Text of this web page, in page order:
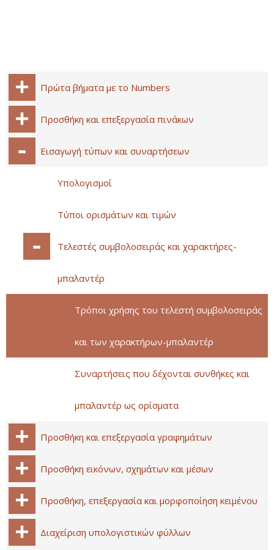
Πρώτα βήματα με το Numbers
Προσθήκη και επεξεργασία πινάκων
Εισαγωγή τύπων και συναρτήσεων
Υπολογισμοί
Τύποι ορισμάτων και τιμών
Τελεστές συμβολοσειράς και χαρακτήρες-
μπαλαντέρ
Τρόποι χρήσης του τελεστή συμβολοσειράς
και των χαρακτήρων-μπαλαντέρ
Συναρτήσεις που δέχονται συνθήκες και
μπαλαντέρ ως ορίσματα
Προσθήκη και επεξεργασία γραφημάτων
Προσθήκη εικόνων, σχημάτων και μέσων
Προσθήκη, επεξεργασία και μορφοποίηση κειμένου
Διαχείριση υπολογιστικών φύλλων